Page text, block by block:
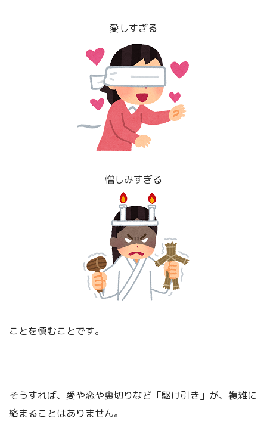
愛しすぎる
憎しみすぎる
ことを慎むことです。
そうすれば、愛や恋や裏切りなど「駆け引き」が、複雑に
絡まることはありません。